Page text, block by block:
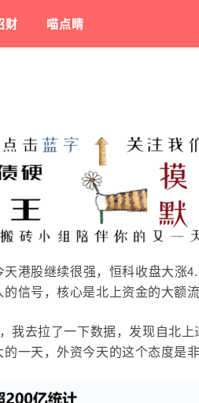
财 喵点睛
港股继续很强，恒科收盘大涨
信号，核心是北上资金的大额流
，我去拉了一下数据，发现自北上
一天，外资今天的这个态度是